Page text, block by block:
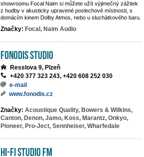
showroomu Focal Naim si můžete užít výjimečný zážitek
z hudby v akusticky upravené poslechové místnosti, s
domácím kinem Dolby Atmos, nebo u sluchátkového baru.
Značky: Focal, Naim Audio
Fonodis studio
Resslova 9, Plzeň
+420 377 323 243, +420 608 252 030
e-mail
www.fonodis.cz
Značky: Acoustique Quality, Bowers & Wilkins,
Canton, Denon, Jamo, Koss, Marantz, Onkyo,
Pioneer, Pro-Ject, Sennheiser, Wharfedale
Hi-Fi Studio FM